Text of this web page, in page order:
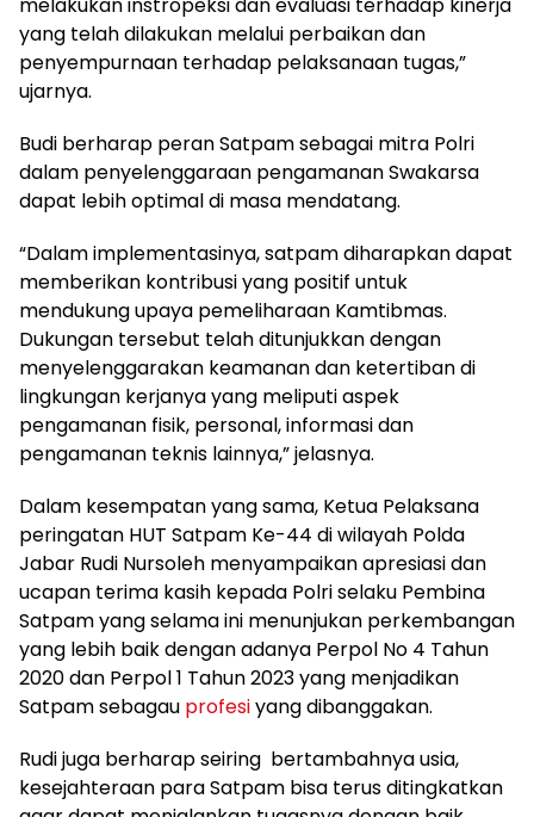
yang telah dilakukan melalui perbaikan dan
penyempurnaan terhadap pelaksanaan tugas,”
ujarnya.
Budi berharap peran Satpam sebagai mitra Polri
dalam penyelenggaraan pengamanan Swakarsa
dapat lebih optimal di masa mendatang.
“Dalam implementasinya, satpam diharapkan dapat
memberikan kontribusi yang positif untuk
mendukung upaya pemeliharaan Kamtibmas.
Dukungan tersebut telah ditunjukkan dengan
menyelenggarakan keamanan dan ketertiban di
lingkungan kerjanya yang meliputi aspek
pengamanan fisik, personal, informasi dan
pengamanan teknis lainnya,” jelasnya.
Dalam kesempatan yang sama, Ketua Pelaksana
peringatan HUT Satpam Ke-44 di wilayah Polda
Jabar Rudi Nursoleh menyampaikan apresiasi dan
ucapan terima kasih kepada Polri selaku Pembina
Satpam yang selama ini menunjukan perkembangan
yang lebih baik dengan adanya Perpol No 4 Tahun
2020 dan Perpol 1 Tahun 2023 yang menjadikan
Satpam sebagau profesiyang dibanggakan.
Rudi juga berharap seiring bertambahnya usia,
kesejahteraan para Satpam bisa terus ditingkatkan